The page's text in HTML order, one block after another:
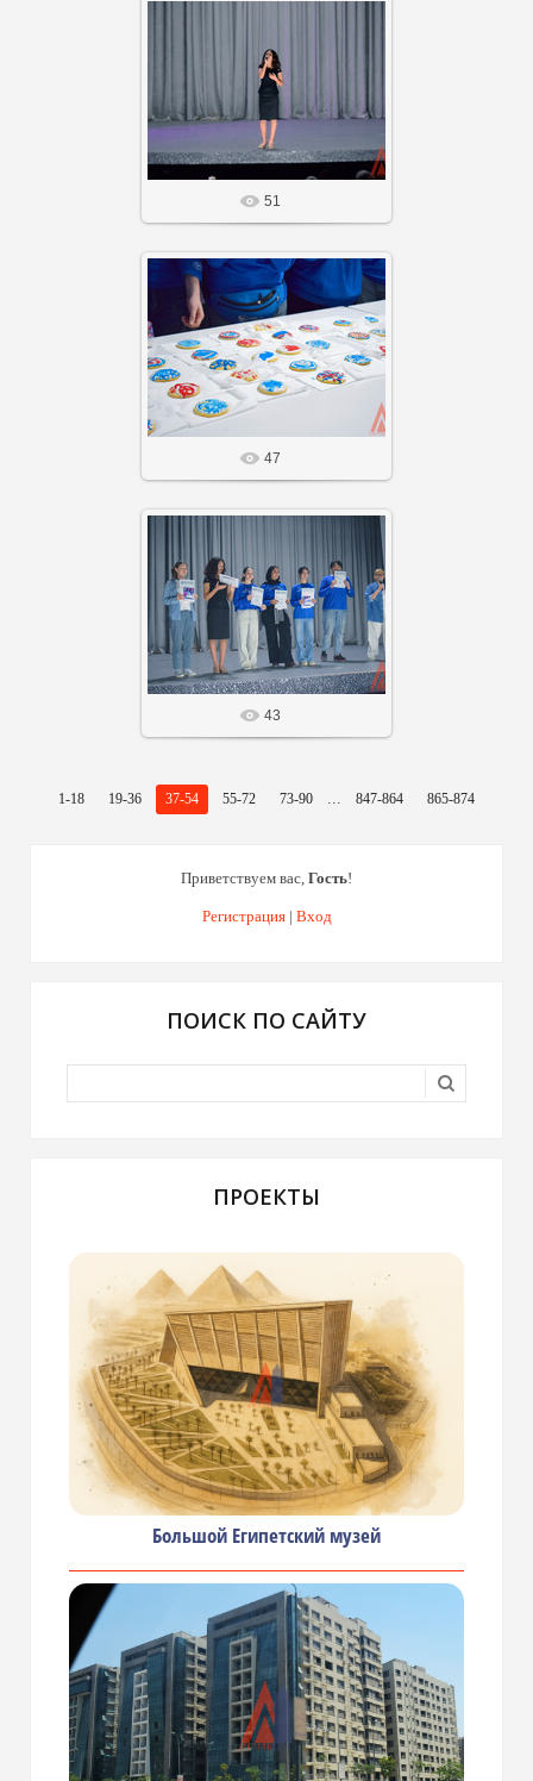
14 Фев 26
Агнабеяinfo
51
14 Фев 26
Агнабеяinfo
47
14 Фев 26
Агнабеяinfo
43
1-18 19-36 37-54 55-72 73-90 ... 847-864 865-874
Приветствуем вас, Гость!
Регистрация| Вход
ПОИСК ПО САЙТУ
ПРОЕКТЫ
Большой Египетский музей